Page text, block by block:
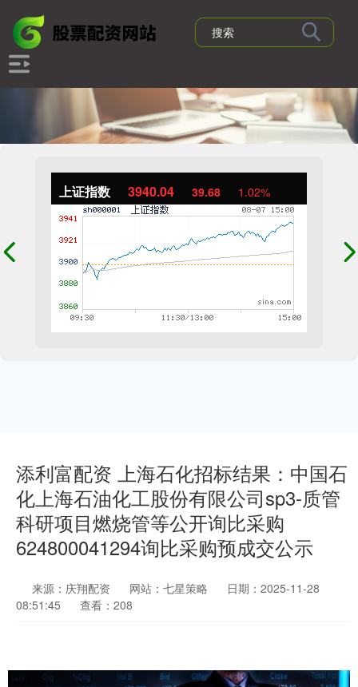
上证指数 3940.04 39.68 1.02%
添利富配资 上海石化招标结果：中国石
化上海石油化工股份有限公司sp3-质管
科研项目燃烧管等公开询比采购
624800041294询比采购预成交公示
来源：庆翔配资 网站：七星策略
日期：2025-11-28
08:51:45
查看：208